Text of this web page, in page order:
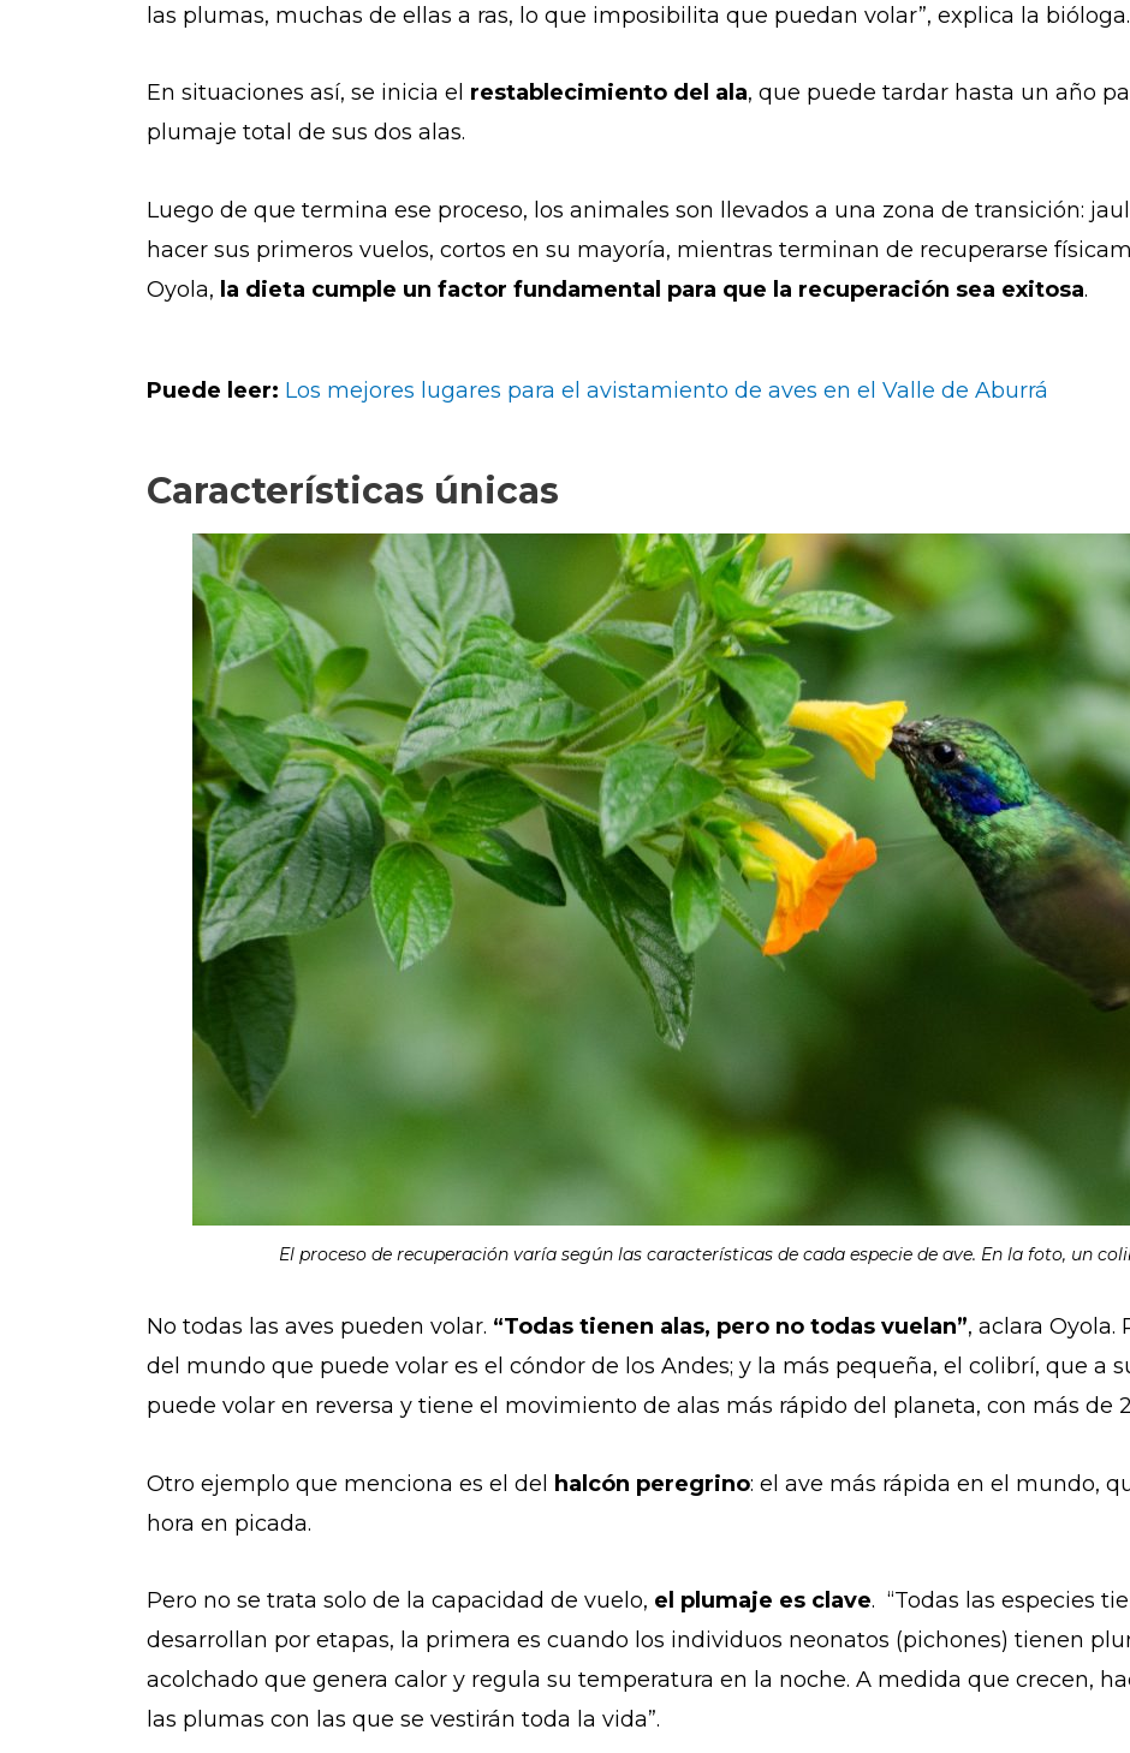
las plumas, muchas de ellas a ras, lo que imposibilita que puedan volar”, explica la bióloga.
En situaciones así, se inicia el restablecimiento del ala, que puede tardar hasta un año
plumaje total de sus dos alas.
Luego de que termina ese proceso, los animales son llevados a una zona de transición:
hacer sus primeros vuelos, cortos en su mayoría, mientras terminan de recuperarse
Oyola, la dieta cumple un factor fundamental para que la recuperación sea exitosa.
Puede leer: Los mejores lugares para el avistamiento de aves en el Valle de Aburrá
Características únicas
El proceso de recuperación varía según las características de cada especie de ave. En la foto, un
No todas las aves pueden volar. “Todas tienen alas, pero no todas vuelan”, aclara Oyola.
del mundo que puede volar es el cóndor de los Andes; y la más pequeña, el colibrí, que a
puede volar en reversa y tiene el movimiento de alas más rápido del planeta, con más de
Otro ejemplo que menciona es el del halcón peregrino: el ave más rápida en el mundo,
hora en picada.
Pero no se trata solo de la capacidad de vuelo, el plumaje es clave. “Todas las especies
desarrollan por etapas, la primera es cuando los individuos neonatos (pichones) tienen
acolchado que genera calor y regula su temperatura en la noche. A medida que crecen,
las plumas con las que se vestirán toda la vida”.